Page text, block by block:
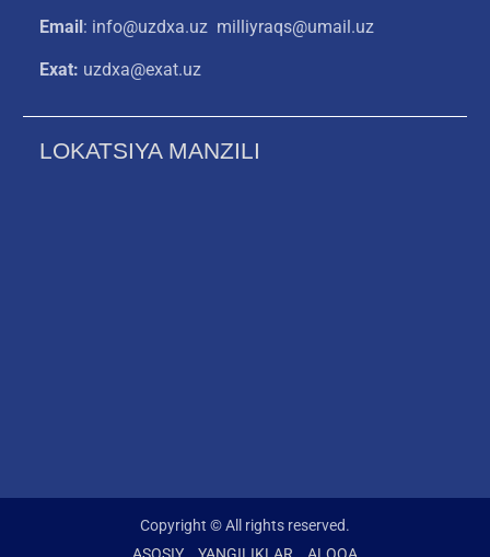
Email: info@uzdxa.uz milliyraqs@umail.uz
Exat: uzdxa@exat.uz
LOKATSIYA MANZILI
Copyright © All rights reserved.